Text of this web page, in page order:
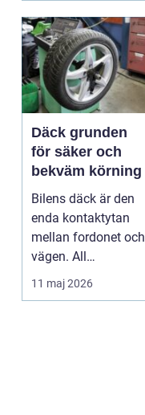
Däck grunden
för säker och
bekväm körning
Bilens däck är den
enda kontaktytan
mellan fordonet och
vägen. All
bromskraft, styrning
och accelera...
11 maj 2026